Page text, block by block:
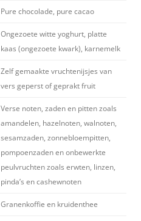
Pure chocolade, pure cacao
Ongezoete witte yoghurt, platte
kaas (ongezoete kwark), karnemelk
Zelf gemaakte vruchtenijsjes van
vers geperst of geprakt fruit
Verse noten, zaden en pitten zoals
amandelen, hazelnoten, walnoten,
sesamzaden, zonnebloempitten,
pompoenzaden en onbewerkte
peulvruchten zoals erwten, linzen,
pinda’s en cashewnoten
Granenkoffie en kruidenthee